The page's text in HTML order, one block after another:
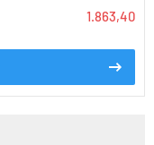
1.863,40